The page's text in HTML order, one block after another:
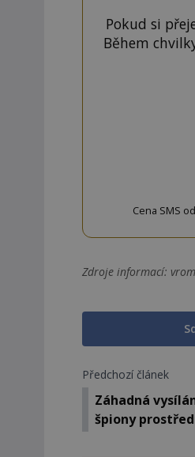
Pokud si
Během
Cena SMS
Zdroje informací:
Předchozí článek
Záhadná
špiony